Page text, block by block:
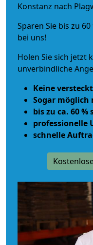
Konstanz nach
Sparen Sie bis zu
bei uns!
Holen Sie sich jetzt
unverbindliche
Keine
Sogar möglich
bis zu ca. 60 %
professionelle
schnelle